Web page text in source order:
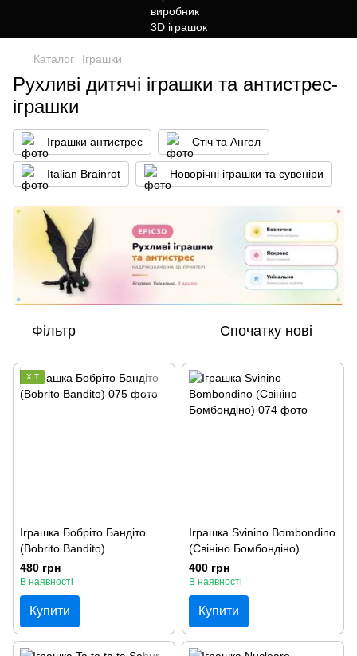
Каталог Іграшки
Рухливі дитячі іграшки та антистрес-
іграшки
Іграшки антистрес Стіч та Ангел
Italian Brainrot Новорічні іграшки та сувеніри
Фільтр Спочатку нові
ХІТ
Іграшка Бобріто Бандіто
(Bobrito Bandito)
480 грн
В наявності
Купити
Іграшка Svinino Bombondino
(Свініно Бомбондіно)
400 грн
В наявності
Купити